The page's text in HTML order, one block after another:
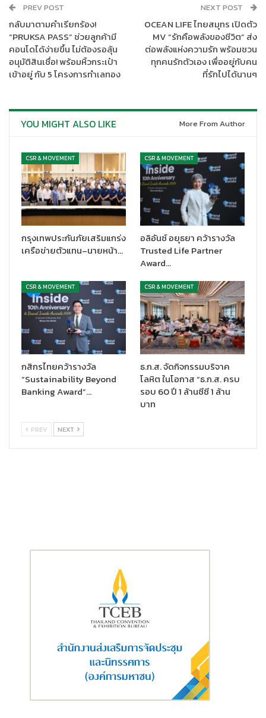
รวบรวมเฉพาะผลิตภัณฑ์ ที่ทันสมัย มีมาตรฐาน และได้คุณภาพจาก
กลุ่มเกษตรกรไทยมาจำหน่ายภายในงานนี้ ซึ่งกำหนดจัดขึ้นระหว่างวัน
ที่ 1-3 พฤษภาคม 2568 ณ Hall 3 – 4 ศูนย์การประชุมแห่งชาติสิริกิติ์
กรุงเทพฯ
PREV POST
กลับมาตามคำเรียกร้อง!
“PRUKSA PASS” ช่วยลูกค้ามี
คอนโดได้ง่ายขึ้น ไม่ต้องรอลุ้น
อนุมัติสินเชื่อ! พร้อมหิ้วกระเป๋า
เข้าอยู่ กับ 5 โครงการทำเลทอง
NEXT POST
OCEAN LIFE ไทยสมุทร เปิดตัว
MV “รักคือพลังของชีวิต” ส่ง
ต่อพลังแห่งความรัก พร้อมชวน
ทุกคนรักตัวเอง เพื่ออยู่กับคน
ที่รักไปได้นานๆ
YOU MIGHT ALSO LIKE More From Author
CSR & MOVEMENT
กรุงเทพประกันภัยเสริมแกร่ง
เครือข่ายตัวแทน–นายหน้า…
CSR & MOVEMENT
อลิอันซ์ อยุธยา คว้ารางวัล
Trusted Life Partner
Award…
CSR & MOVEMENT
กสิกรไทยคว้ารางวัล
“Sustainability Beyond
Banking Award”…
CSR & MOVEMENT
ธ.ก.ส. จัดกิจกรรมบริจาค
โลหิต ในโอกาส “ธ.ก.ส. ครบ
รอบ 60 ปี 1 ล้านซีซี 1 ล้าน
บาท
PREV NEXT